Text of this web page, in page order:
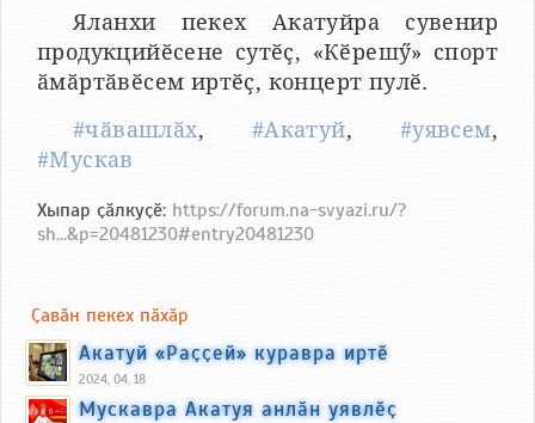
Яланхи пекех Акатуйра сувенир
продукцийӗсене сутӗҫ, «Кӗрешӳ» спорт
ӑмӑртӑвӗсем иртӗҫ, концерт пулӗ.
#чӑвашлӑх, #Акатуй, #уявсем,
#Мускав
Хыпар ҫӑлкуҫӗ: https://forum.na-svyazi.ru/?
sh...&p=20481230#entry20481230
Ҫавӑн пекех пӑхӑр
Акатуй «Раҫҫей» куравра иртӗ
2024, 04, 18
Мускавра Акатуя анлӑн уявлӗҫ